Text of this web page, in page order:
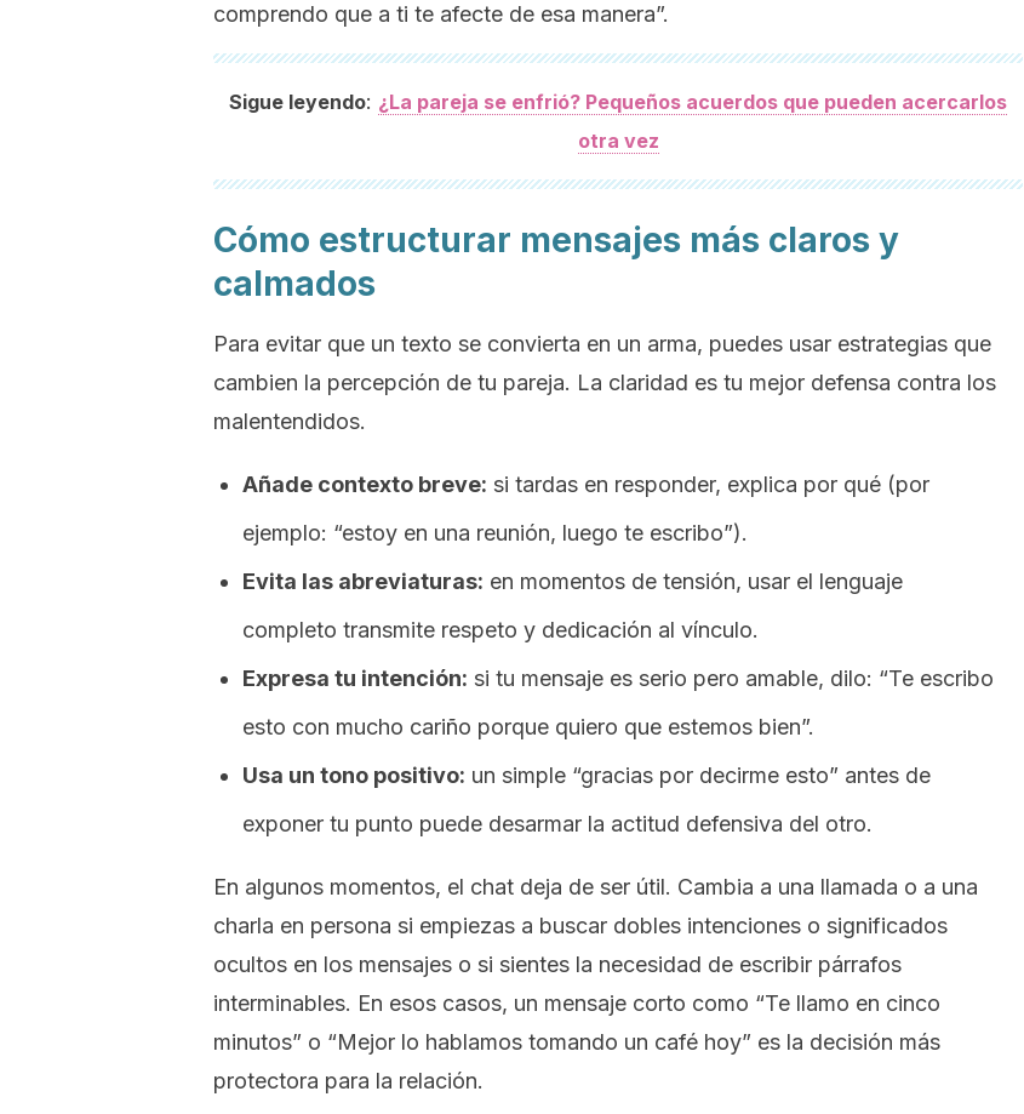
comprendo que a ti te afecte de esa manera”.
Sigue leyendo: ¿La pareja se enfrió? Pequeños acuerdos que pueden acercarlos
otra vez
Cómo estructurar mensajes más claros y
calmados
Para evitar que un texto se convierta en un arma, puedes usar estrategias que
cambien la percepción de tu pareja. La claridad es tu mejor defensa contra los
malentendidos.
Añade contexto breve: si tardas en responder, explica por qué (por
ejemplo: “estoy en una reunión, luego te escribo”).
Evita las abreviaturas: en momentos de tensión, usar el lenguaje
completo transmite respeto y dedicación al vínculo.
Expresa tu intención: si tu mensaje es serio pero amable, dilo: “Te escribo
esto con mucho cariño porque quiero que estemos bien”.
Usa un tono positivo: un simple “gracias por decirme esto” antes de
exponer tu punto puede desarmar la actitud defensiva del otro.
En algunos momentos, el chat deja de ser útil. Cambia a una llamada o a una
charla en persona si empiezas a buscar dobles intenciones o significados
ocultos en los mensajes o si sientes la necesidad de escribir párrafos
interminables. En esos casos, un mensaje corto como “Te llamo en cinco
minutos” o “Mejor lo hablamos tomando un café hoy” es la decisión más
protectora para la relación.